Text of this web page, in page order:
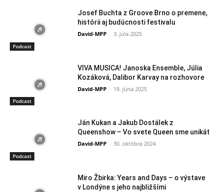
Podcast
Josef Buchta z Groove Brno o premene,
histórii aj budúcnosti festivalu
David-MPP - 3. júla 2025
Podcast
VIVA MUSICA! Janoska Ensemble, Júlia
Kozáková, Dalibor Karvay na rozhovore
David-MPP - 19. júna 2025
Podcast
Ján Kukan a Jakub Dostálek z
Queenshow – Vo svete Queen sme unikát
David-MPP - 30. októbra 2024
Miro Žbirka: Years and Days – o výstave
v Londýne s jeho najbližšími